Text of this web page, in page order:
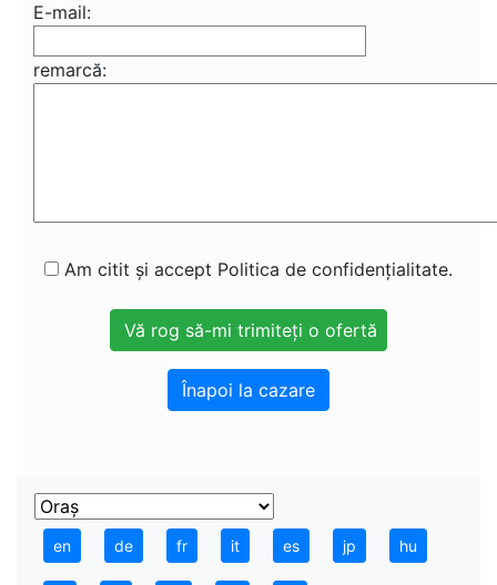
E-mail:
remarcă:
Am citit și accept Politica de confidențialitate.
Înapoi la cazare
en de fr it es jp hu